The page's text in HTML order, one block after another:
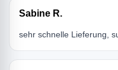
Sabine R.
sehr schnelle Lieferung,